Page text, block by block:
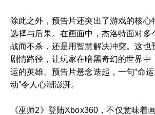
除此之外，预告片还突出了游戏的核
选择与后果。在画面中，杰洛特面对多
战而不杀，还是用智慧解决冲突。这也
剧情路径，让玩家在暗黑奇幻的世界中
运的英雄。预告片悬念迭起，一句“命
动”令人心潮澎湃。
《巫师2》登陆Xbox360，不仅意味着